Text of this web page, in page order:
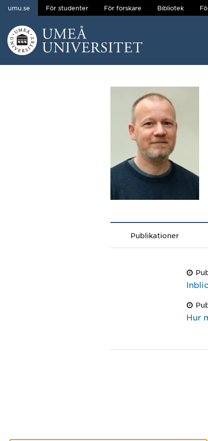
Hoppa direkt till innehållet
umu.se För studenter För forskare Bibliotek
Publikationer
Hur